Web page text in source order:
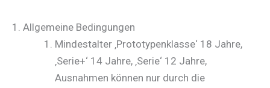
1. Allgemeine Bedingungen
Mindestalter ‚Prototypenklasse‘ 18 Jahre,
‚Serie+‘ 14 Jahre, ‚Serie‘ 12 Jahre,
Ausnahmen können nur durch die